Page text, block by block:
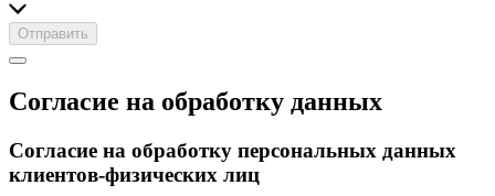
Отправить
Согласие на обработку данных
Согласие на обработку персональных данных
клиентов-физических лиц